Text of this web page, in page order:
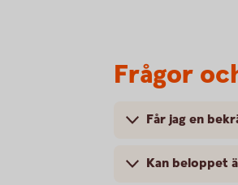
Frågor
Får jag en
Kan beloppet